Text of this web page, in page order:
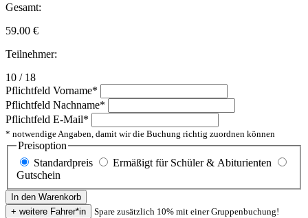
Gesamt:
59.00 €
Teilnehmer:
10 / 18
Pflichtfeld Vorname*
Pflichtfeld Nachname*
Pflichtfeld E-Mail*
* notwendige Angaben, damit wir die Buchung richtig zuordnen können
Preisoption
Standardpreis
Ermäßigt für Schüler & Abiturienten
Gutschein
Spare zusätzlich 10% mit einer Gruppenbuchung!